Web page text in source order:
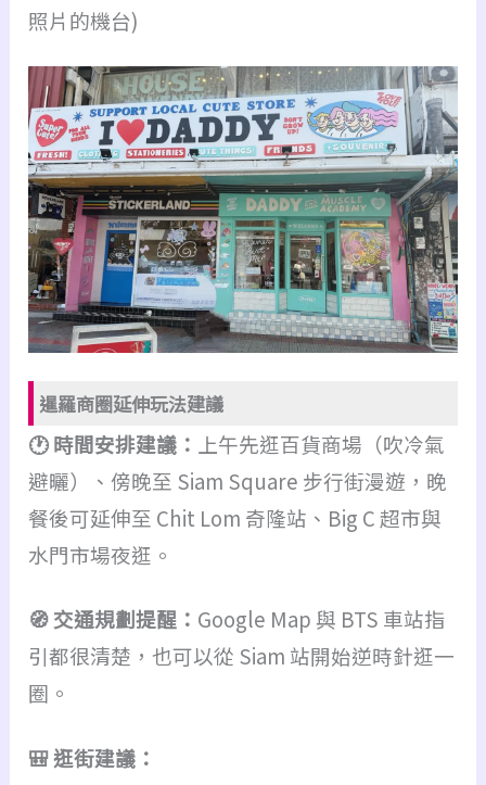
照片的機台)
暹羅商圈延伸玩法建議
🕐 時間安排建議： 上午先逛百貨商場（吹冷氣
避曬）、傍晚至 Siam Square 步行街漫遊，晚
餐後可延伸至 Chit Lom 奇隆站、Big C 超市與
水門市場夜逛。
🧭 交通規劃提醒： Google Map 與 BTS 車站指
引都很清楚，也可以從 Siam 站開始逆時針逛一
圈。
🎒 逛街建議：